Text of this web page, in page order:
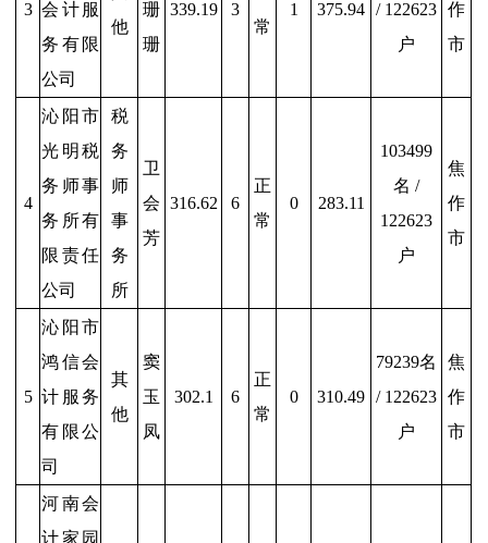
3 会计服
务有限
公司
他
珊
珊
339.19 3
常
1 375.94 / 122623
户
作
市
4
沁阳市
光明税
务师事
务所有
限责任
公司
税
务
师
事
务
所
卫
会
芳
316.62 6
正
常
0 283.11
103499
名 /
122623
户
焦
作
市
5
沁阳市
鸿信会
计服务
有限公
司
其
他
窦
玉
凤
302.1 6
正
常
0 310.49
79239名
/ 122623
户
焦
作
市
河南会
计家园